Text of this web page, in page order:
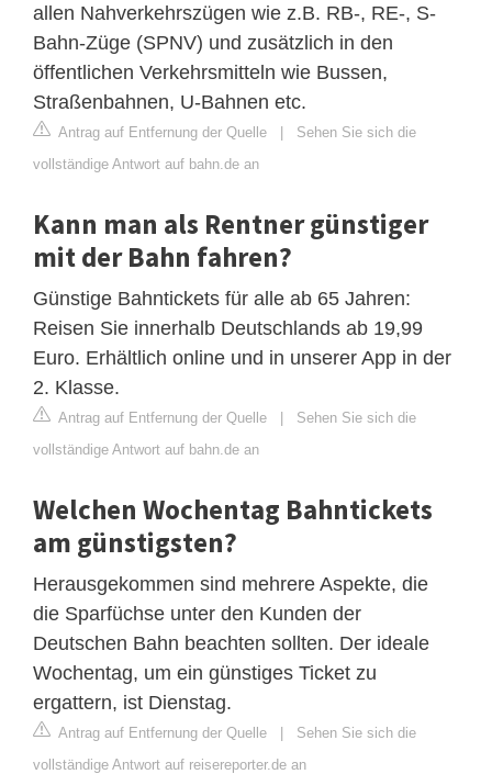
allen Nahverkehrszügen wie z.B. RB-, RE-, S-
Bahn-Züge (SPNV) und zusätzlich in den
öffentlichen Verkehrsmitteln wie Bussen,
Straßenbahnen, U-Bahnen etc.
Antrag auf Entfernung der Quelle | Sehen Sie sich die
vollständige Antwort auf bahn.de an
Kann man als Rentner günstiger
mit der Bahn fahren?
Günstige Bahntickets für alle ab 65 Jahren:
Reisen Sie innerhalb Deutschlands ab 19,99
Euro. Erhältlich online und in unserer App in der
2. Klasse.
Antrag auf Entfernung der Quelle | Sehen Sie sich die
vollständige Antwort auf bahn.de an
Welchen Wochentag Bahntickets
am günstigsten?
Herausgekommen sind mehrere Aspekte, die
die Sparfüchse unter den Kunden der
Deutschen Bahn beachten sollten. Der ideale
Wochentag, um ein günstiges Ticket zu
ergattern, ist Dienstag.
Antrag auf Entfernung der Quelle | Sehen Sie sich die
vollständige Antwort auf reisereporter.de an